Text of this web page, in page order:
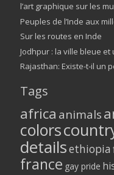
l’art graphique sur les
Peuples de l’Inde aux
Sur les routes en Inde
Jodhpur : la ville bleue
Rajasthan: Existe-t-il un
Tags
africa animals
colors
detailsethiopia
france gay pride